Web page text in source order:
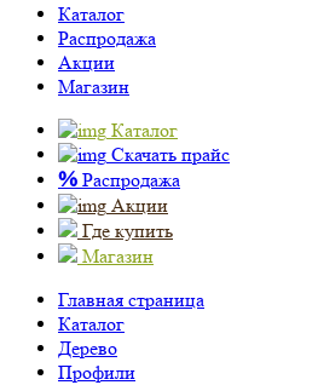
Каталог
Распродажа
Акции
Магазин
Каталог
Скачать прайс
% Распродажа
Акции
Где купить
Магазин
Главная страница
Каталог
Дерево
Профили